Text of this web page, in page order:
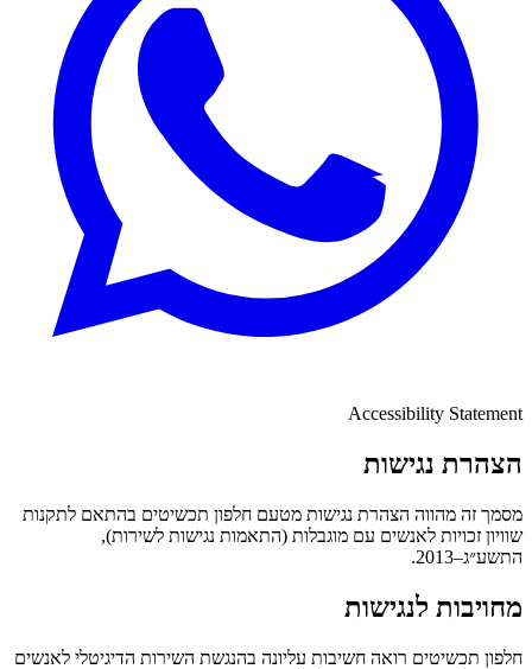
Accessibility Statement
הצהרת נגישות
מסמך זה מהווה הצהרת נגישות מטעם חלפון תכשיטים בהתאם לתקנות
שוויון זכויות לאנשים עם מוגבלות (התאמות נגישות לשירות),
התשע״ג–2013.
מחויבות לנגישות
חלפון תכשיטים רואה חשיבות עליונה בהנגשת השירות הדיגיטלי לאנשים